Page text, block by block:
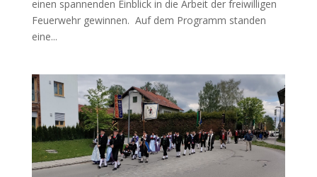
einen spannenden Einblick in die Arbeit der freiwilligen
Feuerwehr gewinnen. Auf dem Programm standen
eine...